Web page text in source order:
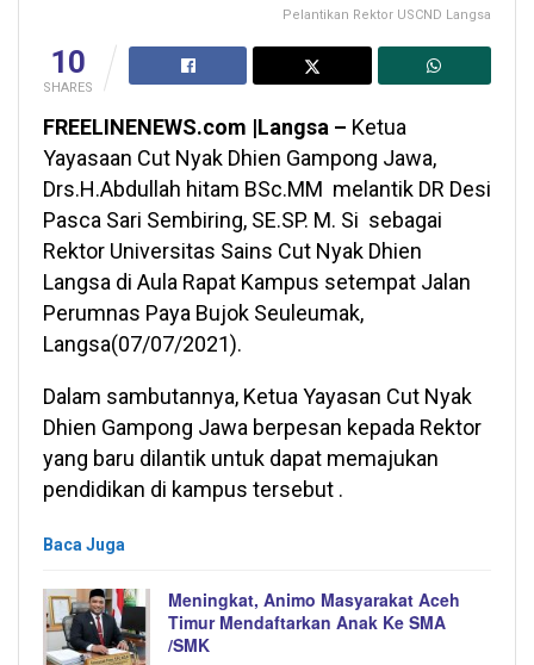
Pelantikan Rektor USCND Langsa
10
SHARES
FREELINENEWS.com |Langsa – Ketua
Yayasaan Cut Nyak Dhien Gampong Jawa,
Drs.H.Abdullah hitam BSc.MM melantik DR Desi
Pasca Sari Sembiring, SE.SP. M. Si sebagai
Rektor Universitas Sains Cut Nyak Dhien
Langsa di Aula Rapat Kampus setempat Jalan
Perumnas Paya Bujok Seuleumak,
Langsa(07/07/2021).
Dalam sambutannya, Ketua Yayasan Cut Nyak
Dhien Gampong Jawa berpesan kepada Rektor
yang baru dilantik untuk dapat memajukan
pendidikan di kampus tersebut .
Baca Juga
Meningkat, Animo Masyarakat Aceh
Timur Mendaftarkan Anak Ke SMA
/SMK